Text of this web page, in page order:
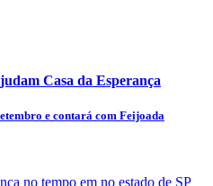
Casa da Esperança
e contará com Feijoada